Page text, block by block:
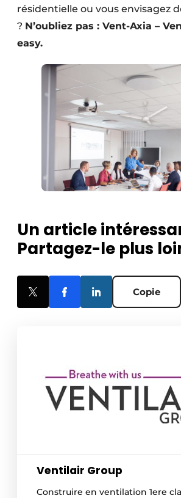
résidentielle ou vous envisagez
? N’oubliez pas : Vent-Axia –
easy.
Un article
Partagez-le plus
Copie
Ventilair Group
Construire en ventilation 1ere